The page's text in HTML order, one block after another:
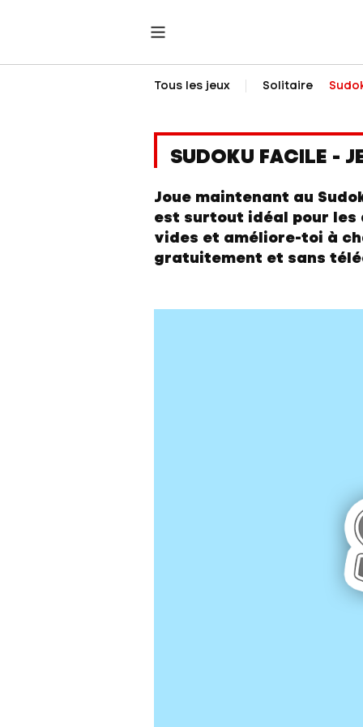
Tous les jeux Solitaire
SUDOKU FACILE -
Joue maintenant au
est surtout idéal pour
vides et améliore-toi à
gratuitement et sans